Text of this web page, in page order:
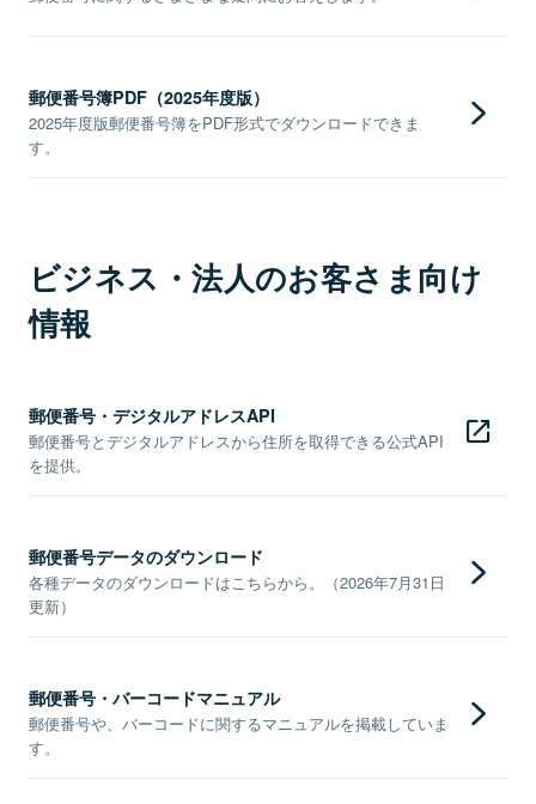
郵便番号簿PDF（2025年度版）
2025年度版郵便番号簿をPDF形式でダウンロードできま
す。
ビジネス・法人のお客さま向け
情報
郵便番号・デジタルアドレスAPI
郵便番号とデジタルアドレスから住所を取得できる公式API
を提供。
郵便番号データのダウンロード
各種データのダウンロードはこちらから。（2026年7月31日
更新）
郵便番号・バーコードマニュアル
郵便番号や、バーコードに関するマニュアルを掲載していま
す。